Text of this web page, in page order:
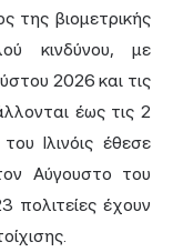
της βιομετρικής
κινδύνου, με
2026 και τις
έως τις 2
Ιλινόις έθεσε
Αύγουστο του
πολιτείες έχουν